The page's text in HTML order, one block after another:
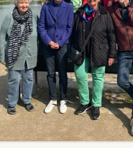
SOMMERFEST 2023
DANKESCHÖN:
WEIHNACHTSFEST 2023